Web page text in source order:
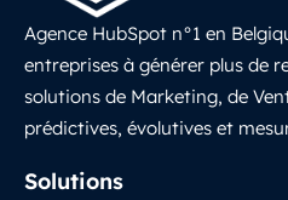
Agence HubSpot n°1 en
entreprises à générer plus de
solutions de Marketing, de
prédictives, évolutives et
Solutions